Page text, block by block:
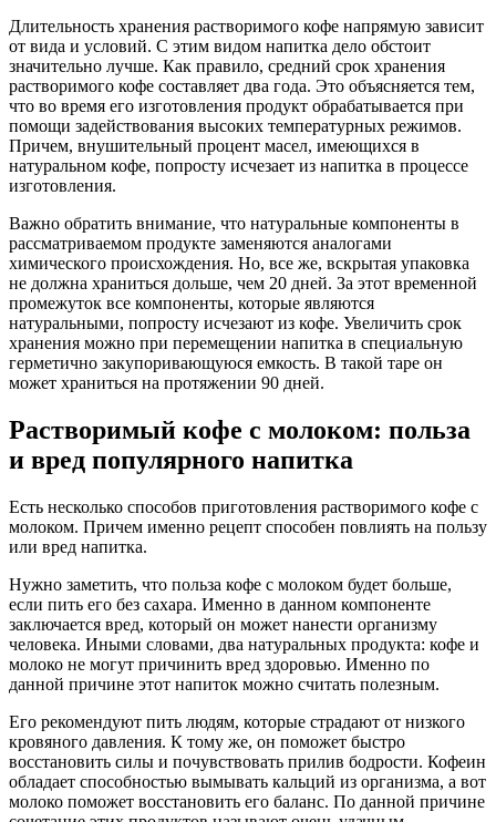
Длительность хранения растворимого кофе напрямую зависит
от вида и условий. С этим видом напитка дело обстоит
значительно лучше. Как правило, средний срок хранения
растворимого кофе составляет два года. Это объясняется тем,
что во время его изготовления продукт обрабатывается при
помощи задействования высоких температурных режимов.
Причем, внушительный процент масел, имеющихся в
натуральном кофе, попросту исчезает из напитка в процессе
изготовления.
Важно обратить внимание, что натуральные компоненты в
рассматриваемом продукте заменяются аналогами
химического происхождения. Но, все же, вскрытая упаковка
не должна храниться дольше, чем 20 дней. За этот временной
промежуток все компоненты, которые являются
натуральными, попросту исчезают из кофе. Увеличить срок
хранения можно при перемещении напитка в специальную
герметично закупоривающуюся емкость. В такой таре он
может храниться на протяжении 90 дней.
Растворимый кофе с молоком: польза
и вред популярного напитка
Есть несколько способов приготовления растворимого кофе с
молоком. Причем именно рецепт способен повлиять на пользу
или вред напитка.
Нужно заметить, что польза кофе с молоком будет больше,
если пить его без сахара. Именно в данном компоненте
заключается вред, который он может нанести организму
человека. Иными словами, два натуральных продукта: кофе и
молоко не могут причинить вред здоровью. Именно по
данной причине этот напиток можно считать полезным.
Его рекомендуют пить людям, которые страдают от низкого
кровяного давления. К тому же, он поможет быстро
восстановить силы и почувствовать прилив бодрости. Кофеин
обладает способностью вымывать кальций из организма, а вот
молоко поможет восстановить его баланс. По данной причине